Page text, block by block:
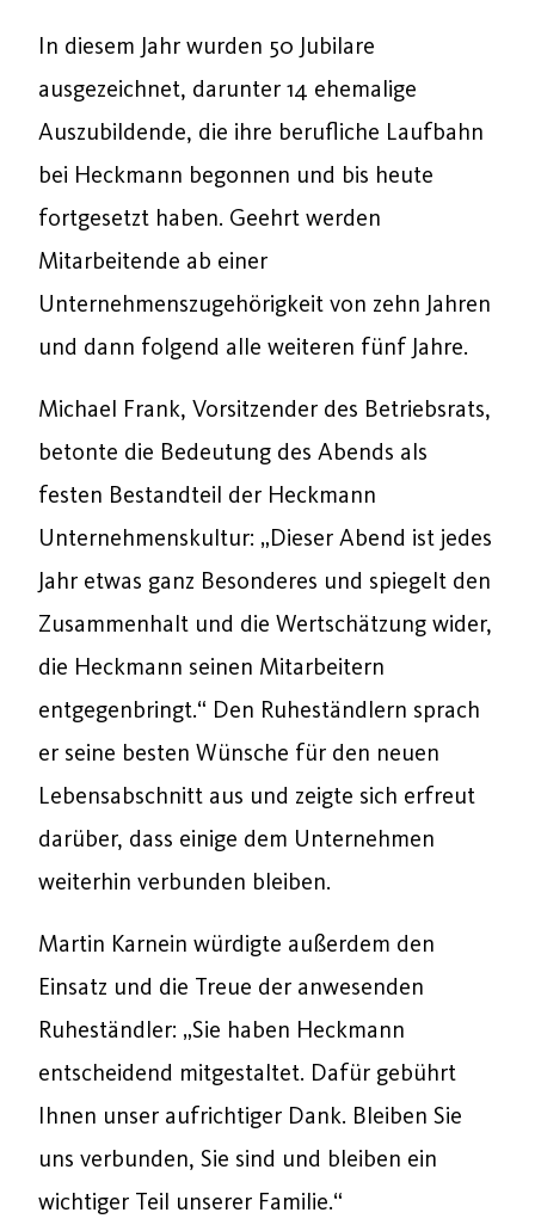
In diesem Jahr wurden 50 Jubilare
ausgezeichnet, darunter 14 ehemalige
Auszubildende, die ihre berufliche Laufbahn
bei Heckmann begonnen und bis heute
fortgesetzt haben. Geehrt werden
Mitarbeitende ab einer
Unternehmenszugehörigkeit von zehn Jahren
und dann folgend alle weiteren fünf Jahre.
Michael Frank, Vorsitzender des Betriebsrats,
betonte die Bedeutung des Abends als
festen Bestandteil der Heckmann
Unternehmenskultur: „Dieser Abend ist jedes
Jahr etwas ganz Besonderes und spiegelt den
Zusammenhalt und die Wertschätzung wider,
die Heckmann seinen Mitarbeitern
entgegenbringt.“ Den Ruheständlern sprach
er seine besten Wünsche für den neuen
Lebensabschnitt aus und zeigte sich erfreut
darüber, dass einige dem Unternehmen
weiterhin verbunden bleiben.
Martin Karnein würdigte außerdem den
Einsatz und die Treue der anwesenden
Ruheständler: „Sie haben Heckmann
entscheidend mitgestaltet. Dafür gebührt
Ihnen unser aufrichtiger Dank. Bleiben Sie
uns verbunden, Sie sind und bleiben ein
wichtiger Teil unserer Familie.“